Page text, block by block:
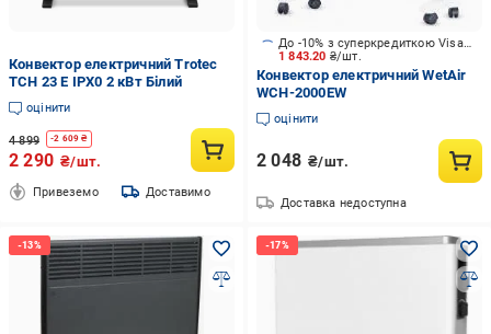
Конвектор електричний Trotec
TCH 23 E IPX0 2 кВт Білий
оцінити
4 899 -2 609 ₴
2 290 ₴/шт.
Привеземо Доставимо
1 843.20 ₴/шт.
До -10% з суперкредиткою Visa Вигода
Конвектор електричний WetAir
WСH-2000EW
оцінити
2 048 ₴/шт.
Доставка недоступна